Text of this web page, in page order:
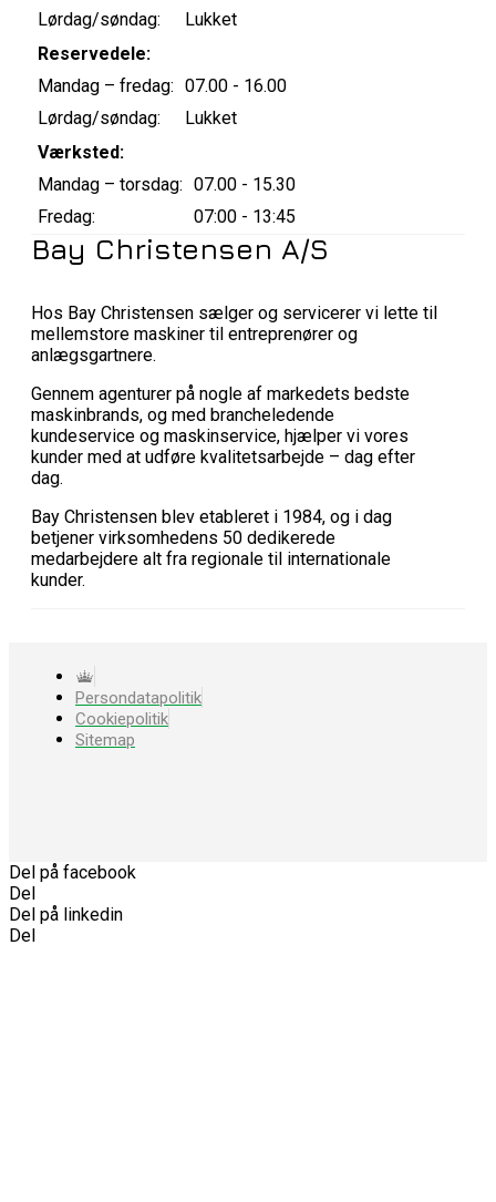
Lørdag/søndag:
Lukket
Reservedele:
Mandag – fredag: 07.00 - 16.00
Lørdag/søndag:
Lukket
Værksted:
Mandag – torsdag: 07.00 - 15.30
Fredag:
07:00 - 13:45
Bay Christensen A/S
Hos Bay Christensen sælger og servicerer vi lette til
mellemstore maskiner til entreprenører og
anlægsgartnere.
Gennem agenturer på nogle af markedets bedste
maskinbrands, og med brancheledende
kundeservice og maskinservice, hjælper vi vores
kunder med at udføre kvalitetsarbejde – dag efter
dag.
Bay Christensen blev etableret i 1984, og i dag
betjener virksomhedens 50 dedikerede
medarbejdere alt fra regionale til internationale
kunder.
Persondatapolitik
Cookiepolitik
Sitemap
Del på facebook
Del
Del på linkedin
Del